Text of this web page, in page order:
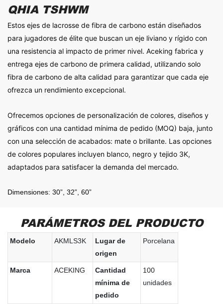
QHIA TSHWM
Estos ejes de lacrosse de fibra de carbono están diseñados
para jugadores de élite que buscan un eje liviano y rígido con
una resistencia al impacto de primer nivel. Aceking fabrica y
entrega ejes de carbono de primera calidad, utilizando solo
fibra de carbono de alta calidad para garantizar que cada eje
ofrezca un rendimiento excepcional.
Ofrecemos opciones de personalización de colores, diseños y
gráficos con una cantidad mínima de pedido (MOQ) baja, junto
con una selección de acabados: mate o brillante. Las opciones
de colores populares incluyen blanco, negro y tejido 3K,
adaptados para satisfacer la demanda del mercado.
Dimensiones: 30”, 32”, 60”
PARÁMETROS DEL PRODUCTO
Modelo AKMLS3K
Lugar de
origen
Porcelana
Marca ACEKING
Cantidad
mínima de
pedido
100
unidades